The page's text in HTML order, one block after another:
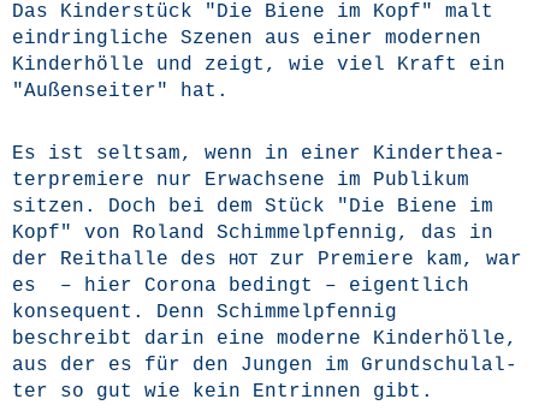
Das Kin­der­stück "Die Bie­ne im Kopf" malt
ein­dring­li­che Sze­nen aus einer moder­nen
Kin­der­höl­le und zeigt, wie viel Kraft ein
"Außen­sei­ter" hat.
Es ist selt­sam, wenn in einer Kin­der­thea­
ter­pre­mie­re nur Erwach­se­ne im Publi­kum
sit­zen. Doch bei dem Stück "Die Bie­ne im
Kopf" von Roland Schim­mel­p­fen­nig, das in
der Reit­hal­le des
HOT zur Pre­mie­re kam, war
es – hier Coro­na bedingt – eigent­lich
kon­se­quent. Denn Schim­mel­p­fen­nig
beschreibt dar­in eine moder­ne Kin­der­höl­le,
aus der es für den Jun­gen im Grund­schul­al­
ter so gut wie kein Ent­rin­nen gibt.